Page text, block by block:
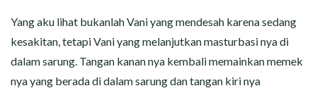
Yang aku lihat bukanlah Vani yang mendesah karena sedang
kesakitan, tetapi Vani yang melanjutkan masturbasi nya di
dalam sarung. Tangan kanan nya kembali memainkan memek
nya yang berada di dalam sarung dan tangan kiri nya